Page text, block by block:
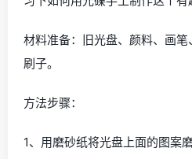
注土巴兔装修网。
旧光盘可以做什么手工
都喜欢玩，把生活中废弃的光盘
出一个漂亮、有趣的陀螺给小